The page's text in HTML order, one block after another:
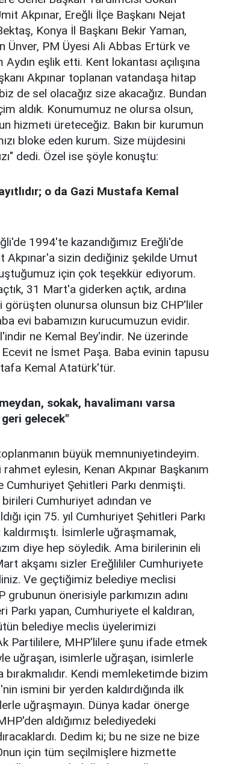
Akpınar, Ereğli İlçe Başkanı Nejat
Konya İl Başkanı Bekir Yaman,
Ünver, PM Üyesi Ali Abbas Ertürk ve
eşlik etti. Kent lokantası açılışına
Akpınar toplanan vatandaşa hitap
de sel olacağız size akacağız. Bundan
aldık. Konumumuz ne olursa olsun,
hizmeti üreteceğiz. Bakın bir kurumun
bloke eden kurum. Size müjdesini
dedi. Özel ise şöyle konuştu:
o da Gazi Mustafa Kemal
1994'te kazandığımız Ereğli'de
sizin dediğiniz şekilde Umut
için çok teşekkür ediyorum.
31 Mart'a giderken açtık, ardına
görüşten olunursa olunsun biz CHP'liler
evi babamızın kurucumuzun evidir.
ne Kemal Bey'indir. Ne üzerinde
ne İsmet Paşa. Baba evinin tapusu
Kemal Atatürk'tür.
sokak, havalimanı varsa
gelecek"
büyük memnuniyetindeyim.
eylesin, Kenan Akpınar Başkanım
Cumhuriyet Şehitleri Parkı denmişti.
Cumhuriyet adından ve
için 75. yıl Cumhuriyet Şehitleri Parkı
İsimlerle uğraşmamak,
diye hep söyledik. Ama birilerinin eli
akşamı sizler Ereğlililer Cumhuriyete
Ve geçtiğimiz belediye meclisi
önerisiyle parkımızın adını
Parkı yapan, Cumhuriyete el kaldıran,
belediye meclis üyelerimizi
Partililere, MHP'lilere şunu ifade etmek
uğraşan, isimlerle uğraşan, isimlerle
Kendi memleketimde bizim
ismini bir yerden kaldırdığında ilk
uğraşmayın. Dünya kadar önerge
aldığımız belediyedeki
Dedim ki; bu ne size ne bize
için tüm seçilmişlere hizmette